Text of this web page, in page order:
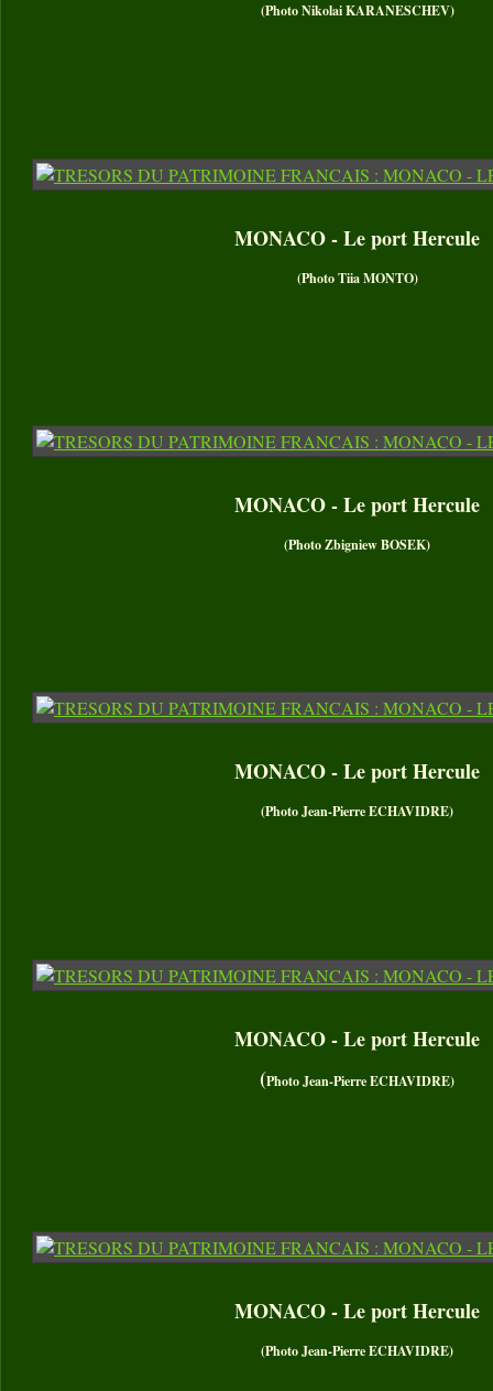
(Photo Nikolai KARANESCHEV)
MONACO - Le port Hercule
(Photo Tiia MONTO)
MONACO - Le port Hercule
(Photo Zbigniew BOSEK)
MONACO - Le port Hercule
(Photo Jean-Pierre ECHAVIDRE)
MONACO - Le port Hercule
(Photo Jean-Pierre ECHAVIDRE)
MONACO - Le port Hercule
(Photo Jean-Pierre ECHAVIDRE)